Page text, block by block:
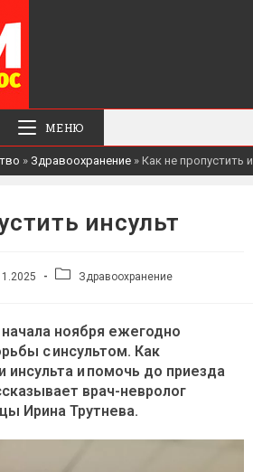
МЕНЮ
» Здравоохранение » Как не пропустить
инсульт
РубрикаЗдравоохранение
ноября ежегодно
с инсультом. Как
инсульта и помочь до приезда
врач-невролог
Ирина Трутнева.